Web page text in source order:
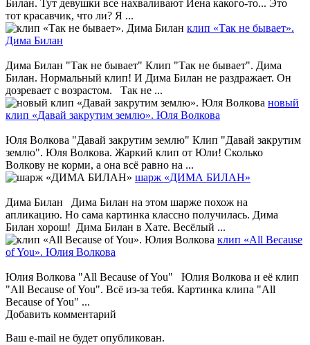
Билан. Тут девушки все нахваливают Йена какого-то... Это
тот красавчик, что ли? Я ...
клип «Так не бывает».
Дима Билан
Дима Билан "Так не бывает" Клип "Так не бывает". Дима
Билан. Нормальный клип! И Дима Билан не раздражает. Он
дозревает с возрастом. Так не ...
новый
клип «Давай закрутим землю». Юля Волкова
Юля Волкова "Давай закрутим землю" Клип "Давай закрутим
землю". Юля Волкова. Жаркий клип от Юли! Сколько
Волкову не корми, а она всё равно на ...
шарж «ДИМА БИЛАН»
Дима Билан Дима Билан на этом шарже похож на
апликацию. Но сама картинка классно получилась. Дима
Билан хорош! Дима Билан в Хате. Весёлый ...
клип «All Because
of You». Юлия Волкова
Юлия Волкова "All Because of You" Юлия Волкова и её клип
"All Because of You". Всё из-за тебя. Картинка клипа "All
Because of You" ...
Добавить комментарий
Ваш e-mail не будет опубликован.